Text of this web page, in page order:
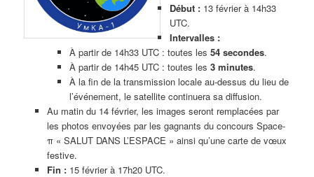
Début : 13 février à 14h33
UTC.
Intervalles :
À partir de 14h33 UTC : toutes les54 secondes.
À partir de 14h45 UTC : toutes les3 minutes.
À la fin de la transmission locale au-dessus du lieu de
l’événement, le satellite continuera sa diffusion.
Au matin du 14 février, les images seront remplacées par
les photos envoyées par les gagnants du concours Space-
π « SALUT DANS L’ESPACE » ainsi qu’une carte de vœux
festive.
Fin :15 février à 17h20 UTC.